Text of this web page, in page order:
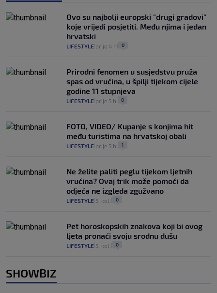
Ovo su najbolji europski "drugi gradovi"
koje vrijedi posjetiti. Među njima i jedan
hrvatski
LIFESTYLE prije 4 h 0
Prirodni fenomen u susjedstvu pruža
spas od vrućina, u špilji tijekom cijele
godine 11 stupnjeva
LIFESTYLE prije 5 h 0
FOTO, VIDEO/ Kupanje s konjima hit
među turistima na hrvatskoj obali
LIFESTYLE prije 5 h 1
Ne želite paliti peglu tijekom ljetnih
vrućina? Ovaj trik može pomoći da
odjeća ne izgleda zgužvano
LIFESTYLE 5. kol. 0
Pet horoskopskih znakova koji bi ovog
ljeta pronaći svoju srodnu dušu
LIFESTYLE 5. kol. 0
SHOWBIZ